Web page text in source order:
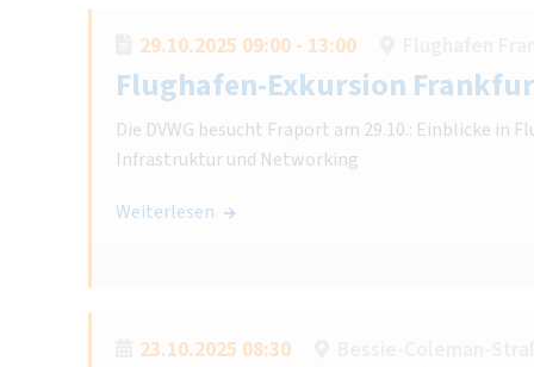
29.10.2025 09:00 - 13:00
Flughafen-Exkursion
Die DVWG besucht Fraport am 29.10.: Einblicke in
Infrastruktur und Networking
Weiterlesen
23.10.2025 08:30